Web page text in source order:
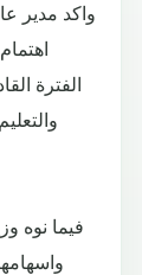
واكد مدير
الفترة
فيما نوه